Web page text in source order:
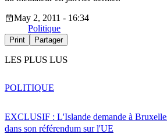
May 2, 2011 - 16:34
Politique
Print Partager
LES PLUS LUS
EXCLUSIF : L'Islande demande à
dans son référendum sur l'UE
POLITIQUE